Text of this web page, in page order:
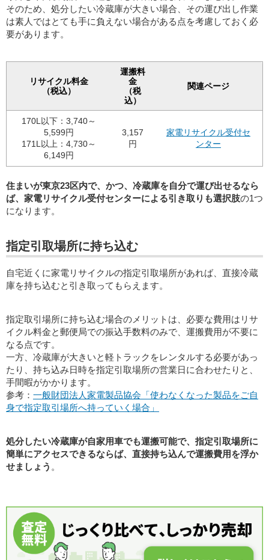
そのため、処分したい冷蔵庫が大きい場合、その運び出し作業
は素人ではとても手に負えない場合がある点を考慮しておく必
要があります。
リサイクル料金
（税込）
運搬料
金
（税
込）
関連ページ
170L以下：3,740～
5,599円
171L以上：4,730～
6,149円
3,157
円
家電リサイクル受付セ
ンター
住まいが東京23区内で、かつ、冷蔵庫を自分で運び出せるなら
ば、家電リサイクル受付センターによる引き取りも選択肢の1つ
になります。
指定引取場所に持ち込む
自宅近くに家電リサイクルの指定引取場所があれば、直接冷蔵
庫を持ち込むと引き取ってもらえます。
指定取引場所に持ち込む場合のメリットは、必要な費用はリサ
イクル料金と郵便局での振込手数料のみで、運搬費用が不要に
なる点です。
一方、冷蔵庫が大きいと軽トラックをレンタルする必要があっ
たり、持ち込み日時を指定引取場所の営業日に合わせたりと、
手間暇がかかります。
参考： 一般財団法人家電製品協会「使わなくなった製品をご自
身で指定取引場所へ持っていく場合」
処分したい冷蔵庫が自家用車でも運搬可能で、指定引取場所に
簡単にアクセスできるならば、直接持ち込んで運搬費用を浮か
せましょう 。